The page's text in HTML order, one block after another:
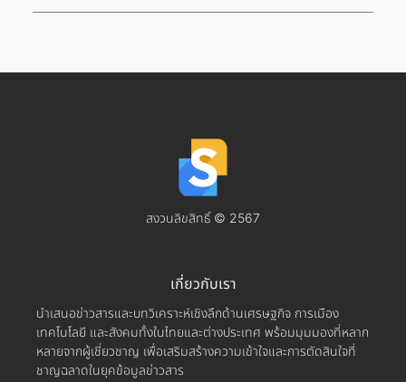
สงวนลิขสิทธิ์ © 2567
เกี่ยวกับเรา
นำเสนอข่าวสารและบทวิเคราะห์เชิงลึกด้านเศรษฐกิจ การเมือง
เทคโนโลยี และสังคมทั้งในไทยและต่างประเทศ พร้อมมุมมองที่หลาก
หลายจากผู้เชี่ยวชาญ เพื่อเสริมสร้างความเข้าใจและการตัดสินใจที่
ชาญฉลาดในยุคข้อมูลข่าวสาร